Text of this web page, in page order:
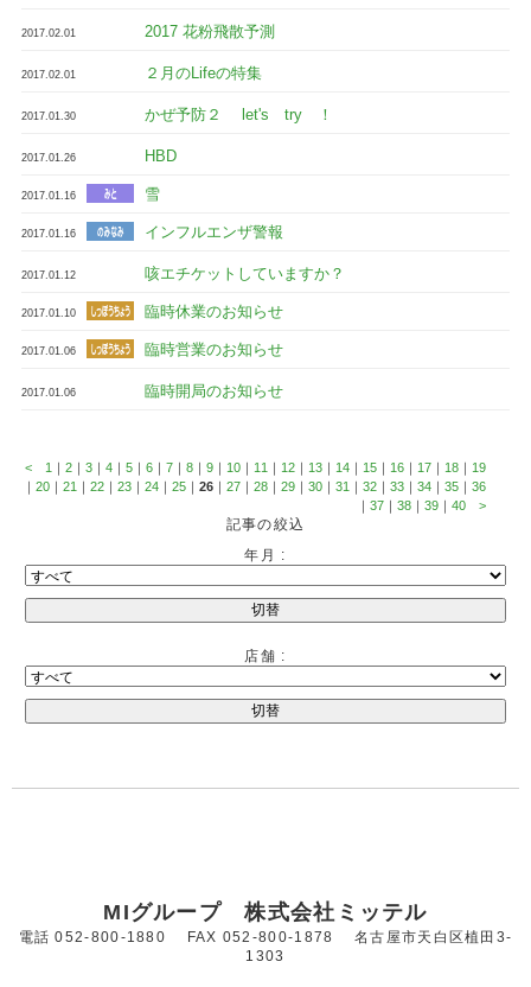
2017.02.01 2017 花粉飛散予測
2017.02.01 ２月のLifeの特集
2017.01.30 かぜ予防２ let's try ！
2017.01.26 HBD
2017.01.16 雪
2017.01.16 インフルエンザ警報
2017.01.12 咳エチケットしていますか？
2017.01.10 臨時休業のお知らせ
2017.01.06 臨時営業のお知らせ
2017.01.06 臨時開局のお知らせ
< 1 ｜ 2 ｜ 3 ｜ 4 ｜ 5 ｜ 6 ｜ 7 ｜ 8 ｜ 9 ｜ 10 ｜ 11 ｜ 12 ｜ 13 ｜ 14 ｜ 15 ｜ 16 ｜ 17 ｜ 18 ｜ 19
｜ 20 ｜ 21 ｜ 22 ｜ 23 ｜ 24 ｜ 25 ｜ 26 ｜ 27 ｜ 28 ｜ 29 ｜ 30 ｜ 31 ｜ 32 ｜ 33 ｜ 34 ｜ 35 ｜ 36
｜ 37 ｜ 38 ｜ 39 ｜ 40 >
記事の絞込
年月 :
店舗 :
MIグループ 株式会社ミッテル
電話 052-800-1880 FAX 052-800-1878 名古屋市天白区植田3-
1303